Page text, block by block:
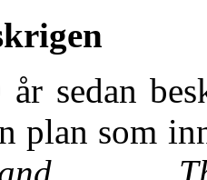
sedan
plan som